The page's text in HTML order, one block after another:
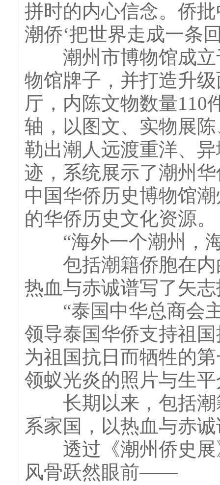
拼时的内心信念。侨
潮侨‘把世界走成一条
潮州市博物馆成立
物馆牌子，并打造升
厅，内陈文物数量110
轴，以图文、实物展
勒出潮人远渡重洋、
迹，系统展示了潮州
中国华侨历史博物馆
的华侨历史文化资源。
“海外一个潮州，海
包括潮籍侨胞在内
热血与赤诚谱写了矢
“泰国中华总商会主
领导泰国华侨支持祖
为祖国抗日而牺牲的
领蚁光炎的照片与生
长期以来，包括潮
系家国，以热血与赤
透过《潮州侨史展
风骨跃然眼前——